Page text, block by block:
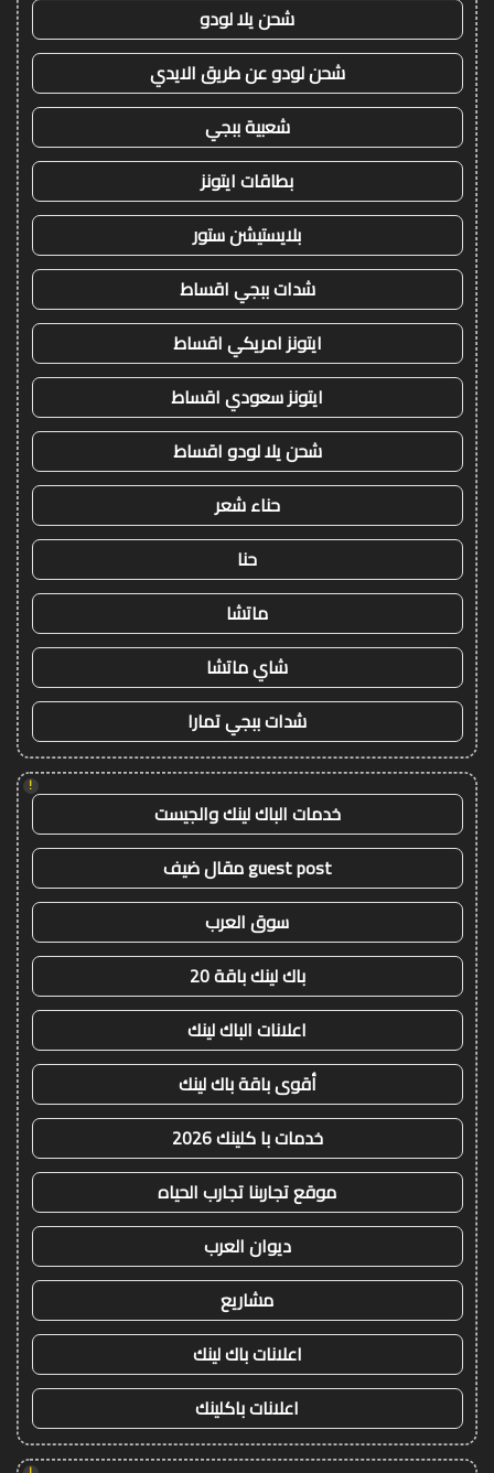
شحن يلا لودو
شحن لودو عن طريق الايدي
شعبية ببجي
بطاقات ايتونز
بلايستيشن ستور
شدات ببجي اقساط
ايتونز امريكي اقساط
ايتونز سعودي اقساط
شحن يلا لودو اقساط
حناء شعر
حنا
ماتشا
شاي ماتشا
شدات ببجي تمارا
!
خدمات الباك لينك والجيست
guest post مقال ضيف
سوق العرب
باك لينك باقة 20
اعلانات الباك لينك
أقوى باقة باك لينك
خدمات با كلينك 2026
موقع تجاربنا تجارب الحياه
ديوان العرب
مشاريع
اعلانات باك لينك
اعلانات باكلينك